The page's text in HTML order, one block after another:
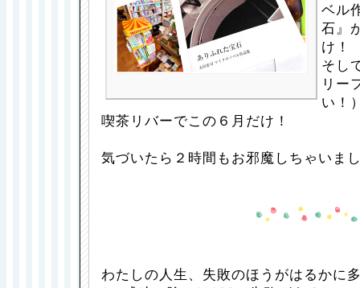
ベル
石』
け！
そし
リー
い！
喫茶リバーでこの６月だけ！
気づいたら２時間もお邪魔しちゃいま
わたしの人生、失敗のほうがはるかに